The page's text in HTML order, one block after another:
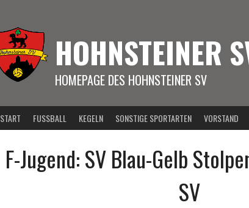
HOHNSTEINER
HOMEPAGE DES HOHNSTEINER SV
START FUSSBALL KEGELN SONSTIGE SPORTARTEN VORSTAND
F-Jugend: SV Blau-Gelb
SV